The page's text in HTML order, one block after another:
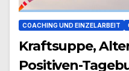
COACHING UND EINZELARBEIT
Kraftsuppe,
Positiven-